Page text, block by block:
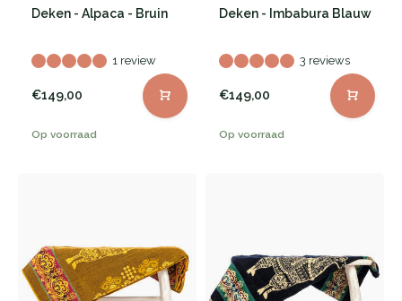
Deken - Alpaca - Bruin
1 review
€149,00
Op voorraad
Deken - Imbabura Blauw
3 reviews
€149,00
Op voorraad